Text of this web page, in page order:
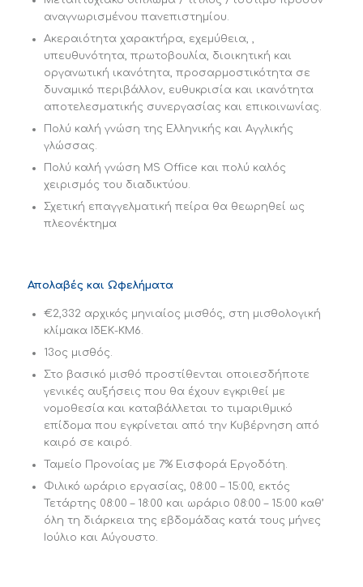
αναγνωρισμένου πανεπιστημίου.
Ακεραιότητα χαρακτήρα, εχεμύθεια, ,
υπευθυνότητα, πρωτοβουλία, διοικητική και
οργανωτική ικανότητα, προσαρμοστικότητα σε
δυναμικό περιβάλλον, ευθυκρισία και ικανότητα
αποτελεσματικής συνεργασίας και επικοινωνίας.
Πολύ καλή γνώση της Ελληνικής και Αγγλικής
γλώσσας.
Πολύ καλή γνώση MS Office και πολύ καλός
χειρισμός του διαδικτύου.
Σχετική επαγγελματική πείρα θα θεωρηθεί ως
πλεονέκτημα
Απολαβές και Ωφελήματα
€2,332 αρχικός μηνιαίος μισθός, στη μισθολογική
κλίμακα ΙδΕΚ-ΚΜ6.
13ος μισθός.
Στο βασικό μισθό προστίθενται οποιεσδήποτε
γενικές αυξήσεις που θα έχουν εγκριθεί με
νομοθεσία και καταβάλλεται το τιμαριθμικό
επίδομα που εγκρίνεται από την Κυβέρνηση από
καιρό σε καιρό.
Ταμείο Προνοίας με 7% Εισφορά Εργοδότη.
Φιλικό ωράριο εργασίας, 08:00 – 15:00, εκτός
Τετάρτης 08:00 – 18:00 και ωράριο 08:00 – 15:00 καθ’
όλη τη διάρκεια της εβδομάδας κατά τους μήνες
Ιούλιο και Αύγουστο.